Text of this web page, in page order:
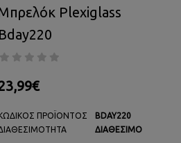
Plexiglass
Bday220
ΚΩΔΙΚΌΣ ΠΡΟΪΌΝΤΟΣ
BDAY220
ΔΙΑΘΈΣΙΜΟ